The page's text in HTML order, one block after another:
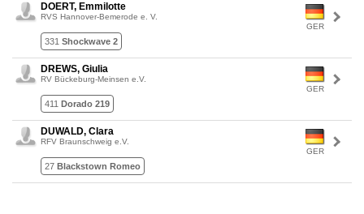
GER
DOERT, Emmilotte
RVS Hannover-Bemerode e. V.
331 Shockwave 2
GER
DREWS, Giulia
RV Bückeburg-Meinsen e.V.
411 Dorado 219
GER
DUWALD, Clara
RFV Braunschweig e.V.
27 Blackstown Romeo